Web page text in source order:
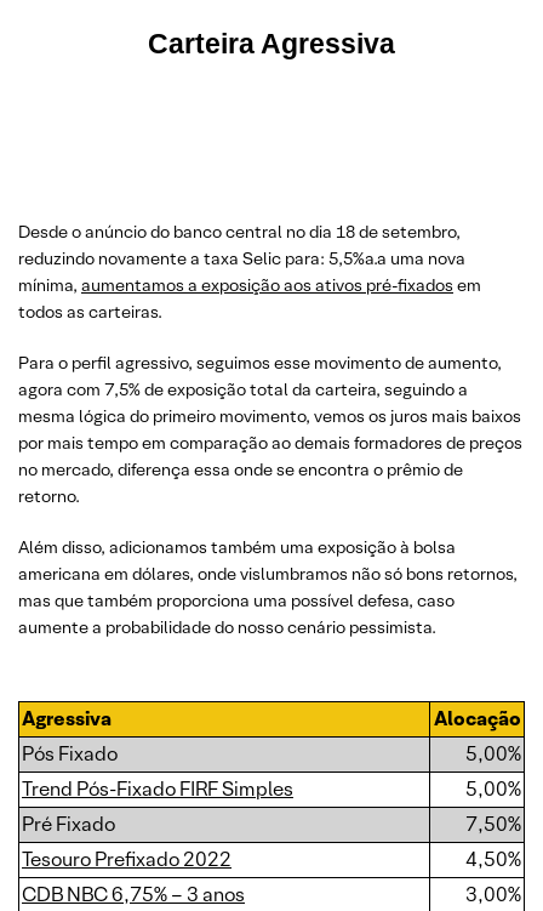
Carteira Agressiva
Desde o anúncio do banco central no dia 18 de setembro,
reduzindo novamente a taxa Selic para: 5,5%a.a uma nova
mínima, aumentamos a exposição aos ativos pré-fixados em
todos as carteiras.
Para o perfil agressivo, seguimos esse movimento de aumento,
agora com 7,5% de exposição total da carteira, seguindo a
mesma lógica do primeiro movimento, vemos os juros mais baixos
por mais tempo em comparação ao demais formadores de preços
no mercado, diferença essa onde se encontra o prêmio de
retorno.
Além disso, adicionamos também uma exposição à bolsa
americana em dólares, onde vislumbramos não só bons retornos,
mas que também proporciona uma possível defesa, caso
aumente a probabilidade do nosso cenário pessimista.
Agressiva
Alocação
Pós Fixado
5,00%
Trend Pós-Fixado FIRF Simples
5,00%
Pré Fixado
7,50%
Tesouro Prefixado 2022
4,50%
CDB NBC 6,75% – 3 anos
3,00%